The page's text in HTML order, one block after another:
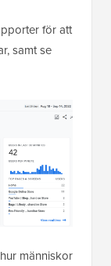
för att
samt se
människor